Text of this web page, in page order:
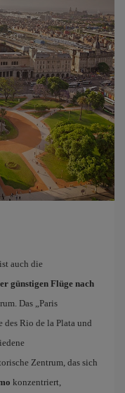
auch die
günstigen Flüge nach
Das „Paris
des Rio de la Plata und
Zentrum, das sich
konzentriert,